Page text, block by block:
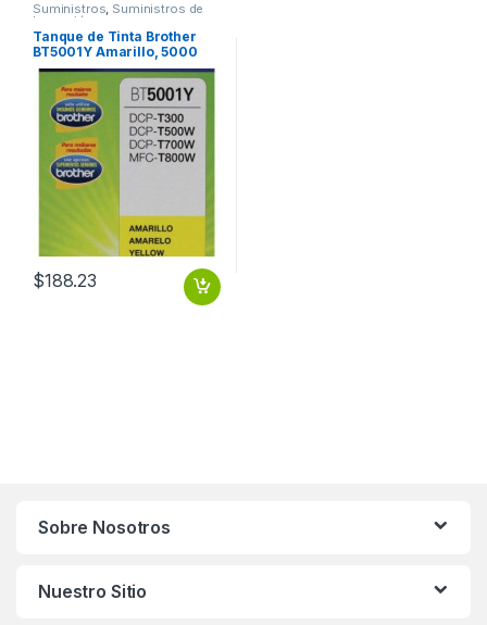
Suministros, Suministros de
Impresión
Tanque de Tinta Brother
BT5001Y Amarillo, 5000
Páginas RENDIMIENTO
5000 PGS
$188.23
Sobre Nosotros
Nuestro Sitio